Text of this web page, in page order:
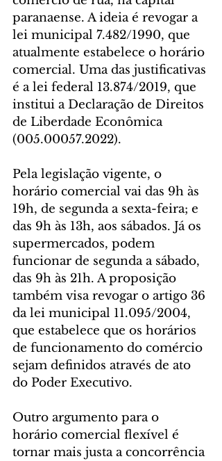
paranaense. A ideia é revogar a
lei municipal 7.482/1990, que
atualmente estabelece o horário
comercial. Uma das justificativas
é a lei federal 13.874/2019, que
institui a Declaração de Direitos
de Liberdade Econômica
(005.00057.2022).
Pela legislação vigente, o
horário comercial vai das 9h às
19h, de segunda a sexta-feira; e
das 9h às 13h, aos sábados. Já os
supermercados, podem
funcionar de segunda a sábado,
das 9h às 21h. A proposição
também visa revogar o artigo 36
da lei municipal 11.095/2004,
que estabelece que os horários
de funcionamento do comércio
sejam definidos através de ato
do Poder Executivo.
Outro argumento para o
horário comercial flexível é
tornar mais justa a concorrência